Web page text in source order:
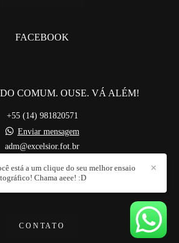
FACEBOOK
COMUM. OUSE. VÁ ALÉM!
+55 (14) 981820571
Enviar mensagem
adm@excelsior.fot.br
CONTATO
✕
está a um clique do seu melhor ensaio
Chama aeee! :D